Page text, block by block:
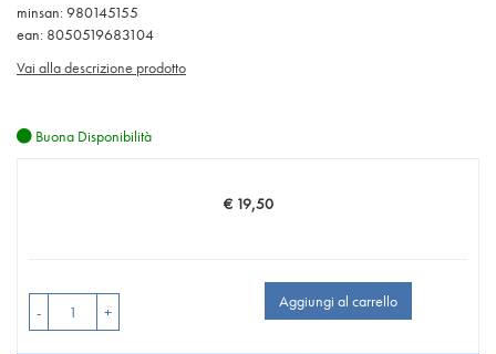
minsan: 980145155
ean: 8050519683104
Vai alla descrizione prodotto
Buona Disponibilità
Prezzo
€ 19,50
- +
Aggiungi al carrello